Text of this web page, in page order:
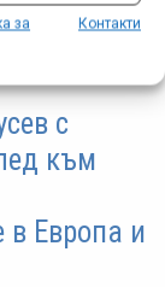
за
Контакти
с
към
в Европа и